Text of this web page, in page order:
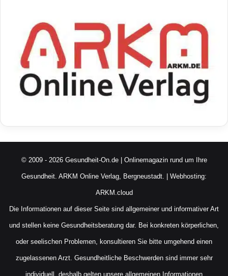
© 2009 - 2026 Gesundheit-On.de | Onlinemagazin rund um Ihre
Gesundheit. ARKM Online Verlag, Bergneustadt. | Webhosting:
ARKM.cloud
Die Informationen auf dieser Seite sind allgemeiner und informativer Art
und stellen keine Gesundheitsberatung dar. Bei konkreten körperlichen,
oder seelischen Problemen, konsultieren Sie bitte umgehend einen
zugelassenen Arzt. Gesundheitliche Beschwerden sind immer sehr
individuell, deshalb gelten unsere allgemeinen Informationen